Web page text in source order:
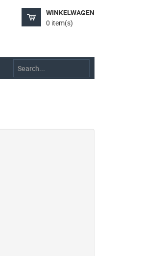
WINKELWAGEN
0 item(s)